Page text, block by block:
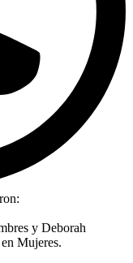
y Deborah
Mujeres.